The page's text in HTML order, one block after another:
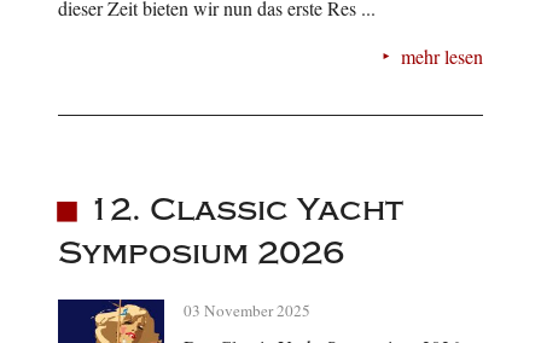
dieser Zeit bieten wir nun das erste Res ...
mehr lesen
12. Classic Yacht
Symposium 2026
03 November 2025